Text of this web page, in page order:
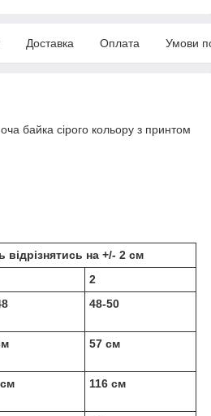
Доставка Оплата Умови
байка сірого кольору з принтом
відрізнятись на +/- 2 см
2
48-50
57 см
116 см